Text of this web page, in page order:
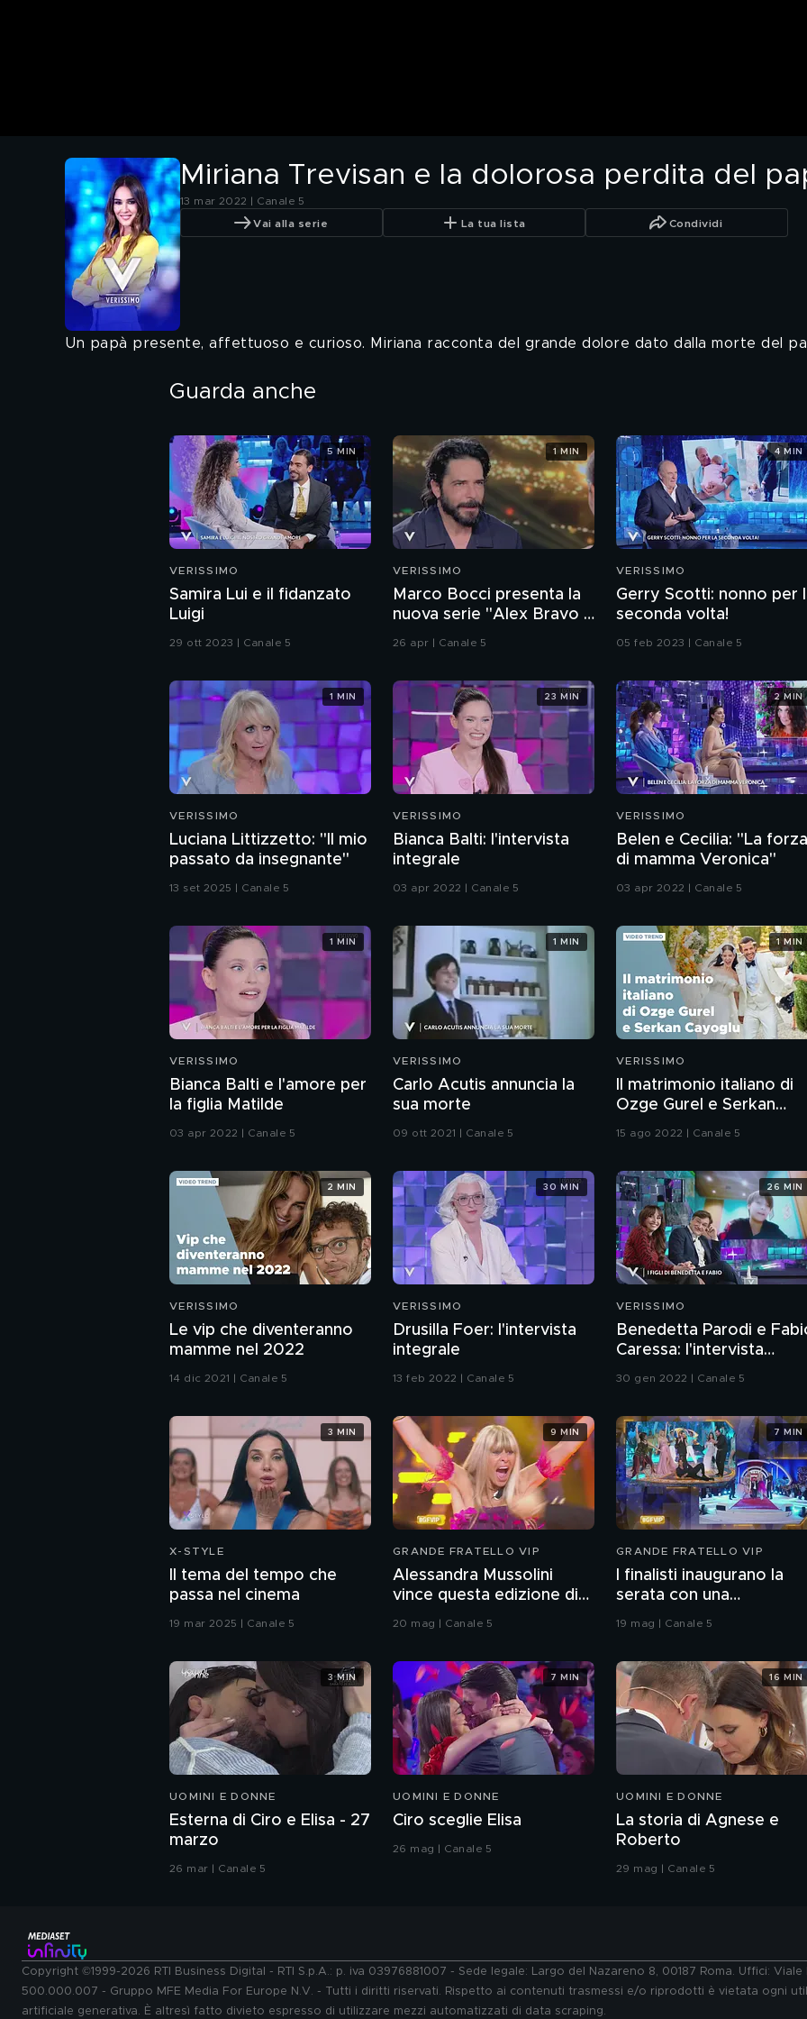
Miriana Trevisan e la dolorosa perdita del
13 mar 2022 | Canale 5
Vai alla serie La tua lista Condividi
Un papà presente, affettuoso e curioso. Miriana racconta del grande dolore dato dalla morte del
Guarda anche
VERISSIMO
Samira Lui e il fidanzato
Luigi
29 ott 2023 | Canale 5
5 MIN
VERISSIMO
Marco Bocci presenta la
nuova serie "Alex Bravo -
Poliziotto a modo suo"
26 apr | Canale 5
1 MIN
VERISSIMO
Gerry Scotti: nonno per
seconda volta!
05 feb 2023 | Canale 5
4 MIN
VERISSIMO
Luciana Littizzetto: "Il mio
passato da insegnante"
13 set 2025 | Canale 5
1 MIN
VERISSIMO
Bianca Balti: l'intervista
integrale
03 apr 2022 | Canale 5
23 MIN
VERISSIMO
Belen e Cecilia: "La forza
di mamma Veronica"
03 apr 2022 | Canale 5
2 MIN
VERISSIMO
Bianca Balti e l'amore per
la figlia Matilde
03 apr 2022 | Canale 5
1 MIN
VERISSIMO
Carlo Acutis annuncia la
sua morte
09 ott 2021 | Canale 5
1 MIN
VERISSIMO
Il matrimonio italiano di
Ozge Gurel e Serkan
15 ago 2022 | Canale 5
1 MIN
VERISSIMO
Le vip che diventeranno
mamme nel 2022
14 dic 2021 | Canale 5
2 MIN
VERISSIMO
Drusilla Foer: l'intervista
integrale
13 feb 2022 | Canale 5
30 MIN
VERISSIMO
Benedetta Parodi e
Caressa: l'intervista
30 gen 2022 | Canale 5
26 MIN
X-STYLE
Il tema del tempo che
passa nel cinema
19 mar 2025 | Canale 5
3 MIN
GRANDE FRATELLO VIP
Alessandra Mussolini
vince questa edizione di
Grande Fratello VIP
20 mag | Canale 5
9 MIN
GRANDE FRATELLO VIP
I finalisti inaugurano la
serata con una
coreografia
19 mag | Canale 5
7 MIN
UOMINI E DONNE
Esterna di Ciro e Elisa - 27
marzo
26 mar | Canale 5
3 MIN
UOMINI E DONNE
Ciro sceglie Elisa
26 mag | Canale 5
7 MIN
UOMINI E DONNE
La storia di Agnese e
Roberto
29 mag | Canale 5
16 MIN
Copyright ©1999-2026 RTI Business Digital - RTI S.p.A.: p. iva 03976881007 - Sede legale: Largo del Nazareno 8, 00187 Roma. Uffici:
500.000.007 - Gruppo MFE Media For Europe N.V. - Tutti i diritti riservati. Rispetto ai contenuti trasmessi e/o riprodotti è vietata ogni
artificiale generativa. È altresì fatto divieto espresso di utilizzare mezzi automatizzati di data scraping.